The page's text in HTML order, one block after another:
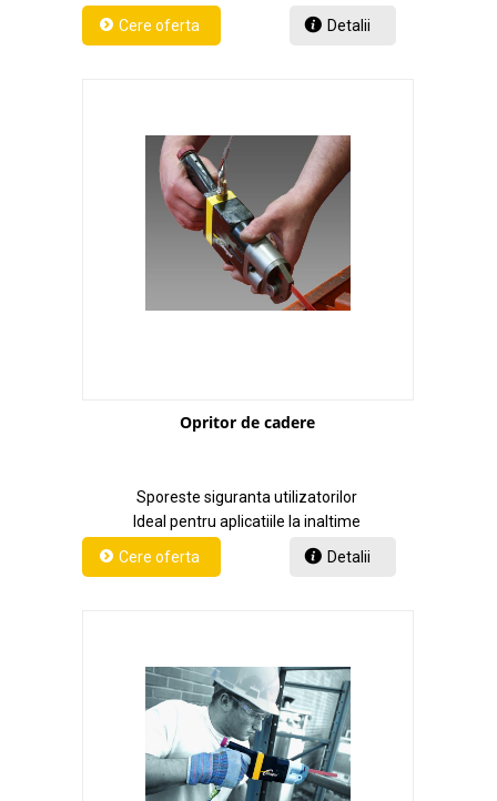
Detalii
Opritor de cadere
Sporeste siguranta utilizatorilor
Ideal pentru aplicatiile la inaltime
Detalii